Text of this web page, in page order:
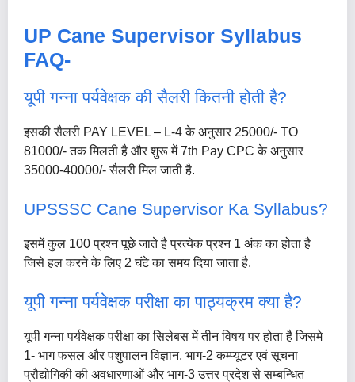
UP Cane Supervisor Syllabus
FAQ-
यूपी गन्ना पर्यवेक्षक की सैलरी कितनी होती है?
इसकी सैलरी PAY LEVEL – L-4 के अनुसार 25000/- TO
81000/- तक मिलती है और शुरू में 7th Pay CPC के अनुसार
35000-40000/- सैलरी मिल जाती है.
UPSSSC Cane Supervisor Ka Syllabus?
इसमें कुल 100 प्रश्न पूछे जाते है प्रत्येक प्रश्न 1 अंक का होता है
जिसे हल करने के लिए 2 घंटे का समय दिया जाता है.
यूपी गन्ना पर्यवेक्षक परीक्षा का पाठ्यक्रम क्या है?
यूपी गन्ना पर्यवेक्षक परीक्षा का सिलेबस में तीन विषय पर होता है जिसमे
1- भाग फसल और पशुपालन विज्ञान, भाग-2 कम्प्यूटर एवं सूचना
प्रौद्योगिकी की अवधारणाओं और भाग-3 उत्तर प्रदेश से सम्बन्धित